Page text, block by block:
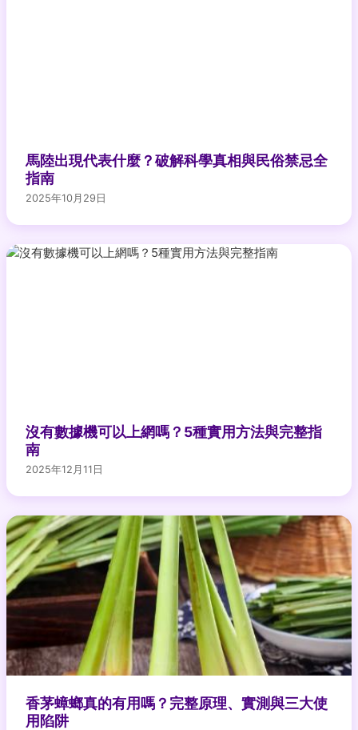
馬陸出現代表什麼？破解科學真相與民俗禁忌全
指南
2025年10月29日
沒有數據機可以上網嗎？5種實用方法與完整指
南
2025年12月11日
香茅蟑螂真的有用嗎？完整原理、實測與三大使
用陷阱